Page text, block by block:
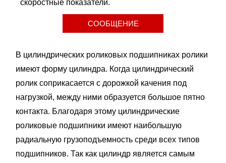
скоростные показатели.
СООБЩЕНИЕ
В цилиндрических роликовых подшипниках ролики
имеют форму цилиндра. Когда цилиндрический
ролик соприкасается с дорожкой качения под
нагрузкой, между ними образуется большое пятно
контакта. Благодаря этому цилиндрические
роликовые подшипники имеют наибольшую
радиальную грузоподъемность среди всех типов
подшипников. Так как цилиндр является самым